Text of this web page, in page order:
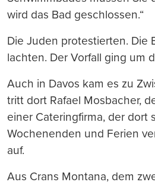
wird das Bad geschlossen.“
Die Juden protestierten. Die
lachten. Der Vorfall ging um
Auch in Davos kam es zu
tritt dort Rafael Mosbacher,
einer Cateringfirma, der dort
Wochenenden und Ferien
auf.
Aus Crans Montana, dem